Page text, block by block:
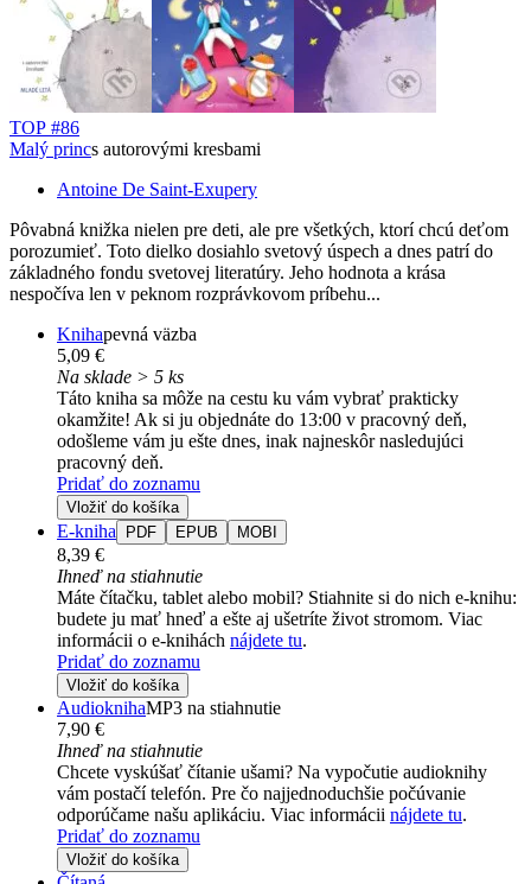
TOP #86
Malý princs autorovými kresbami
Antoine De Saint-Exupery
Pôvabná knižka nielen pre deti, ale pre všetkých, ktorí chcú deťom
porozumieť. Toto dielko dosiahlo svetový úspech a dnes patrí do
základného fondu svetovej literatúry. Jeho hodnota a krása
nespočíva len v peknom rozprávkovom príbehu...
Knihapevná väzba
5,09 €
Na sklade > 5 ks
Táto kniha sa môže na cestu ku vám vybrať prakticky
okamžite! Ak si ju objednáte do 13:00 v pracovný deň,
odošleme vám ju ešte dnes, inak najneskôr nasledujúci
pracovný deň.
Pridať do zoznamu
Vložiť do košíka
E-kniha PDF EPUB MOBI
8,39 €
Ihneď na stiahnutie
Máte čítačku, tablet alebo mobil? Stiahnite si do nich e-knihu:
budete ju mať hneď a ešte aj ušetríte život stromom. Viac
informácii o e-knihách nájdete tu.
Pridať do zoznamu
Vložiť do košíka
AudioknihaMP3 na stiahnutie
7,90 €
Ihneď na stiahnutie
Chcete vyskúšať čítanie ušami? Na vypočutie audioknihy
vám postačí telefón. Pre čo najjednoduchšie počúvanie
odporúčame našu aplikáciu. Viac informácii nájdete tu.
Pridať do zoznamu
Vložiť do košíka